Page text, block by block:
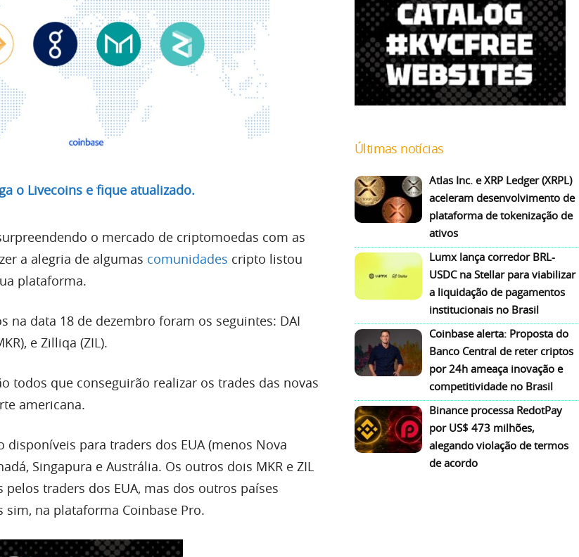
o Livecoins e fique atualizado.
o mercado de criptomoedas com as
a alegria de algumas comunidades cripto listou
plataforma.
na data 18 de dezembro foram os seguintes: DAI
e Zilliqa (ZIL).
todos que conseguirão realizar os trades das novas
americana.
disponíveis para traders dos EUA (menos Nova
Singapura e Austrália. Os outros dois MKR e ZIL
traders dos EUA, mas dos outros países
na plataforma Coinbase Pro.
Últimas notícias
Atlas Inc. e XRP Ledger (XRPL)
aceleram desenvolvimento de
plataforma de tokenização de
ativos
Lumx lança corredor BRL-
USDC na Stellar para viabilizar
a liquidação de pagamentos
institucionais no Brasil
Coinbase alerta: Proposta do
Banco Central de reter criptos
por 24h ameaça inovação e
competitividade no Brasil
Binance processa RedotPay
por US$ 473 milhões,
alegando violação de termos
de acordo